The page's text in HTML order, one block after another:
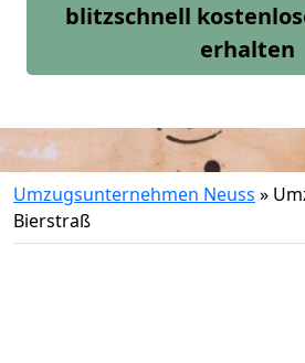
blitzschnell
erhalten
Umzugsunternehmen Neuss »
Bierstraß